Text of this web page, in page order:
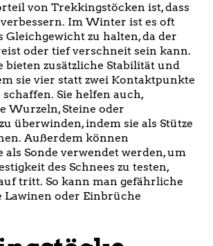
von Trekkingstöcken ist, dass
verbessern. Im Winter ist es oft
Gleichgewicht zu halten, da der
oder tief verschneit sein kann.
bieten zusätzliche Stabilität und
sie vier statt zwei Kontaktpunkte
Sie helfen auch,
Wurzeln, Steine oder
überwinden, indem sie als Stütze
Außerdem können
Sonde verwendet werden, um
des Schnees zu testen,
tritt. So kann man gefährliche
Lawinen oder Einbrüche